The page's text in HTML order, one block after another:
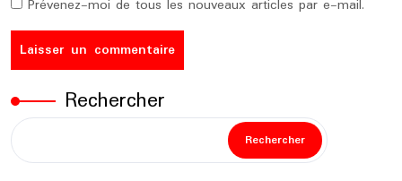
Prévenez-moi de tous les nouveaux articles par e-mail.
Rechercher
Rechercher